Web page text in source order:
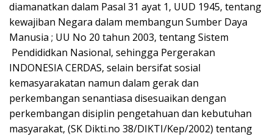
diamanatkan dalam Pasal 31 ayat 1, UUD 1945, tentang
kewajiban Negara dalam membangun Sumber Daya
Manusia ; UU No 20 tahun 2003, tentang Sistem
Pendididkan Nasional, sehingga Pergerakan
INDONESIA CERDAS, selain bersifat sosial
kemasyarakatan namun dalam gerak dan
perkembangan senantiasa disesuaikan dengan
perkembangan disiplin pengetahuan dan kebutuhan
masyarakat, (SK Dikti.no 38/DIKTI/Kep/2002) tentang